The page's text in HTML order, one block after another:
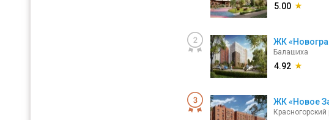
5.00
ЖК
Балашиха
4.92
ЖК «Новое
Красногорский